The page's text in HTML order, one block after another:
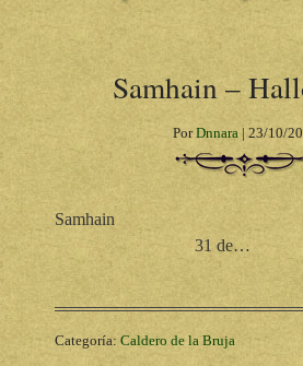
Samhain –
PorDnnara| 23/10/
31 de…
Categoría: Caldero de la Bruja